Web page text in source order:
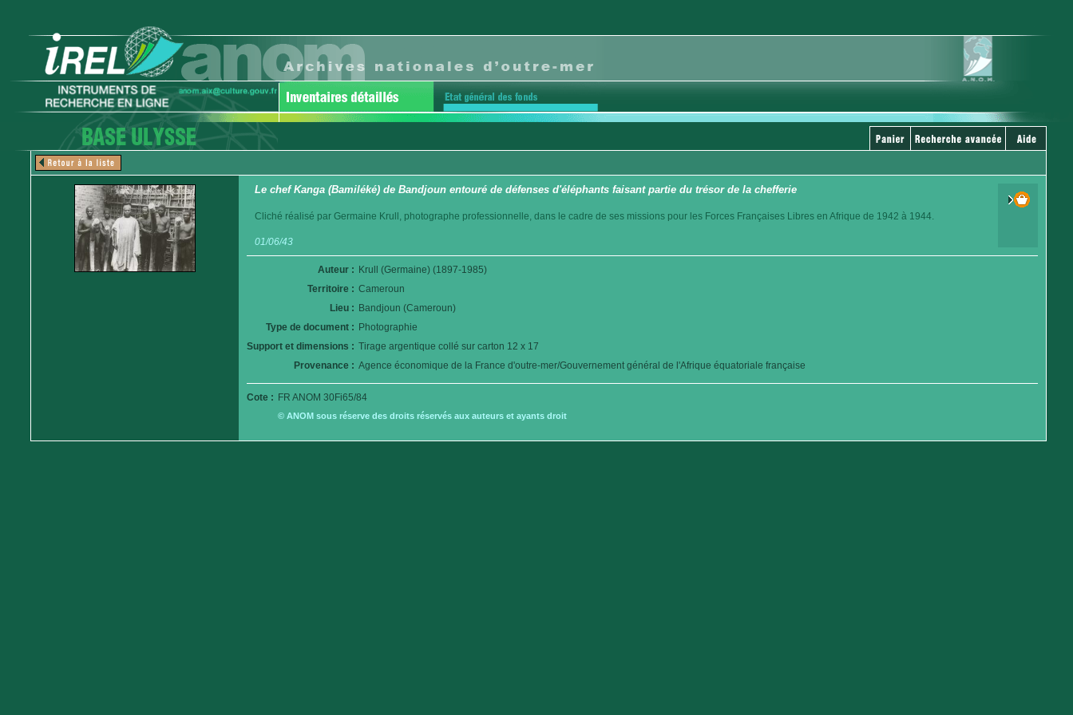
Le chef Kanga (Bamiléké) de Bandjoun entouré de défenses d'éléphants faisant partie du trésor de la chefferie
Cliché réalisé par Germaine Krull, photographe professionnelle, dans le cadre de ses missions pour les Forces Françaises Libres en Afrique de 1942 à 1944.
01/06/43
Auteur : Krull (Germaine) (1897-1985)
Territoire : Cameroun
Lieu : Bandjoun (Cameroun)
Type de document : Photographie
Support et dimensions : Tirage argentique collé sur carton 12 x 17
Provenance : Agence économique de la France d'outre-mer/Gouvernement général de l'Afrique équatoriale française
Cote : FR ANOM 30Fi65/84
© ANOM sous réserve des droits réservés aux auteurs et ayants droit